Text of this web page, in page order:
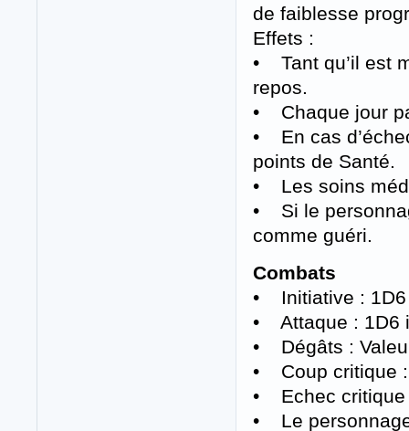
de faiblesse
Effets :
• Tant qu’il est
repos.
• Chaque jour
• En cas
points de Santé.
• Les soins
• Si le
comme guéri.
Combats
• Initiative : 1D6
• Attaque : 1D6
• Dégâts :
• Coup critique :
• Echec critique
• Le